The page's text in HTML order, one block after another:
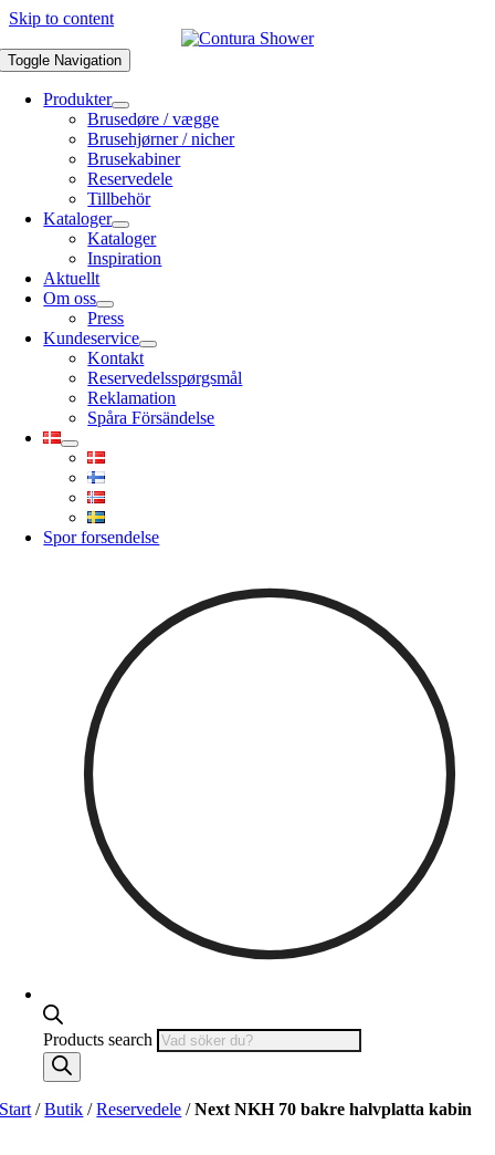
Skip to content
Toggle Navigation
Produkter
Brusedøre / vægge
Brusehjørner / nicher
Brusekabiner
Reservedele
Tillbehör
Kataloger
Kataloger
Inspiration
Aktuellt
Om oss
Press
Kundeservice
Kontakt
Reservedelsspørgsmål
Reklamation
Spåra Försändelse
Spor forsendelse
Products search
Start /Butik /Reservedele /Next NKH 70 bakre halvplatta kabin